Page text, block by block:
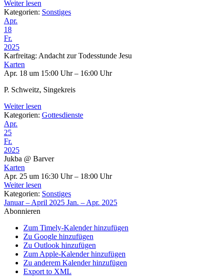
Weiter lesen
Kategorien: Sonstiges
Apr.
18
Fr.
2025
Karfreitag: Andacht zur Todesstunde Jesu
Karten
Apr. 18 um 15:00 Uhr – 16:00 Uhr
P. Schweitz, Singekreis
Weiter lesen
Kategorien: Gottesdienste
Apr.
25
Fr.
2025
Jukba @ Barver
Karten
Apr. 25 um 16:30 Uhr – 18:00 Uhr
Weiter lesen
Kategorien: Sonstiges
Januar – April 2025 Jan. – Apr. 2025
Abonnieren
Zum Timely-Kalender hinzufügen
Zu Google hinzufügen
Zu Outlook hinzufügen
Zum Apple-Kalender hinzufügen
Zu anderem Kalender hinzufügen
Export to XML